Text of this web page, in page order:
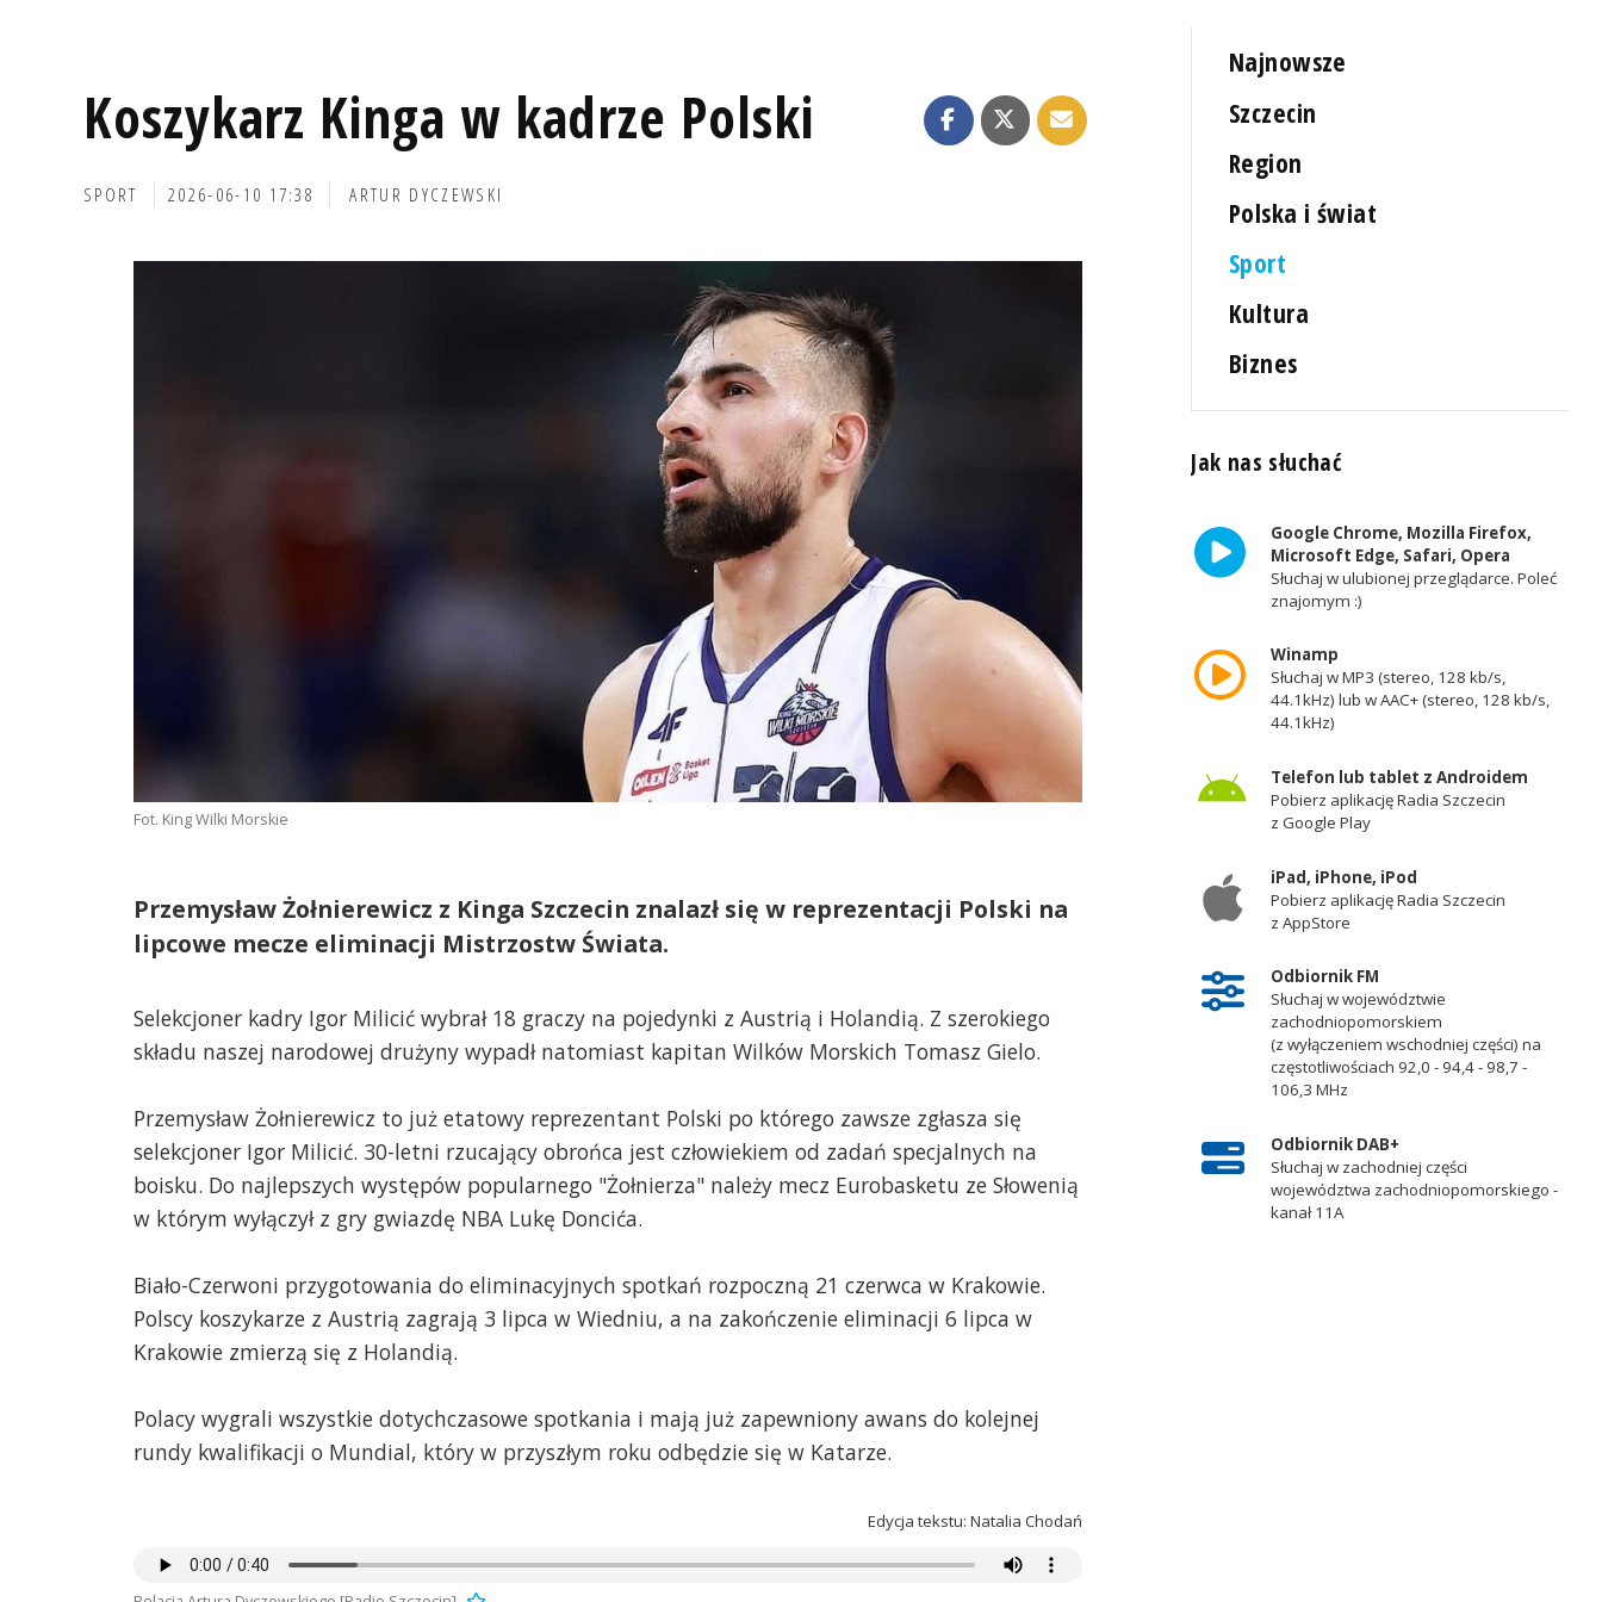
Koszykarz Kinga w kadrze Polski
SPORT 2026-06-10 17:38 ARTUR DYCZEWSKI
Fot. King Wilki Morskie
Przemysław Żołnierewicz z Kinga Szczecin znalazł się w reprezentacji Polski na
lipcowe mecze eliminacji Mistrzostw Świata.
Selekcjoner kadry Igor Milicić wybrał 18 graczy na pojedynki z Austrią i Holandią. Z szerokiego
składu naszej narodowej drużyny wypadł natomiast kapitan Wilków Morskich Tomasz Gielo.
Przemysław Żołnierewicz to już etatowy reprezentant Polski po którego zawsze zgłasza się
selekcjoner Igor Milicić. 30-letni rzucający obrońca jest człowiekiem od zadań specjalnych na
boisku. Do najlepszych występów popularnego "Żołnierza" należy mecz Eurobasketu ze Słowenią
w którym wyłączył z gry gwiazdę NBA Lukę Doncića.
Biało-Czerwoni przygotowania do eliminacyjnych spotkań rozpoczną 21 czerwca w Krakowie.
Polscy koszykarze z Austrią zagrają 3 lipca w Wiedniu, a na zakończenie eliminacji 6 lipca w
Krakowie zmierzą się z Holandią.
Polacy wygrali wszystkie dotychczasowe spotkania i mają już zapewniony awans do kolejnej
rundy kwalifikacji o Mundial, który w przyszłym roku odbędzie się w Katarze.
Edycja tekstu: Natalia Chodań
Najnowsze
Szczecin
Region
Polska i świat
Sport
Kultura
Biznes
Jak nas słuchać
Google Chrome, Mozilla Firefox,
Microsoft Edge, Safari, Opera
Słuchaj w ulubionej przeglądarce. Poleć
znajomym :)
Winamp
Słuchaj w MP3 (stereo, 128 kb/s,
44.1kHz) lub w AAC+ (stereo, 128 kb/s,
44.1kHz)
Telefon lub tablet z Androidem
Pobierz aplikację Radia Szczecin
z Google Play
iPad, iPhone, iPod
Pobierz aplikację Radia Szczecin
z AppStore
Odbiornik FM
Słuchaj w województwie
zachodniopomorskiem
(z wyłączeniem wschodniej części) na
częstotliwościach 92,0 - 94,4 - 98,7 -
106,3 MHz
Odbiornik DAB+
Słuchaj w zachodniej części
województwa zachodniopomorskiego -
kanał 11A